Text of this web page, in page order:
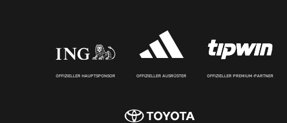
OFFIZIELLER HAUPTSPONSOR OFFIZIELLER AUSRÜSTER OFFIZIELLER PREMIUM-PARTNER